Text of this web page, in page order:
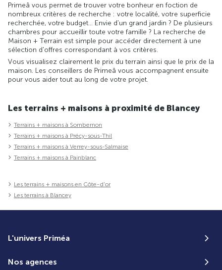
Primeâ vous permet de trouver votre bonheur en foction de
nombreux critères de recherche : votre localité, votre superficie
recherchée, votre budget... Envie d'un grand jardin ? De plusieurs
chambres pour accueillir toute votre famille ? La recherche de
Maison + Terrain est simple pour accéder directement à une
sélection d'offres correspondant à vos critères.
Vous visualisez clairement le prix du terrain ainsi que le prix de la
maison. Les conseillers de Primeâ vous accompagnent ensuite
pour vous aider tout au long de votre projet.
Les terrains + maisons à proximité de Blancey
Terrains + maisons à Sombernon
Terrains + maisons à Précy-sous-Thil
Terrains + maisons à Verrey-sous-Salmaise
Terrains + maisons à Painblanc
Les terrains + maisons en Côte-d'or
Les terrains à Blancey
L'univers Priméa
Nos agences